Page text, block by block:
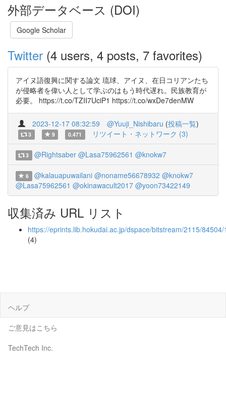
外部データベース (DOI)
Google Scholar
Twitter (4 users, 4 posts, 7 favorites)
アイヌ語復興に関する論文 琉球、アイヌ、在日コリアンたち
が侵略者を偉い人として学ぶのはもう時代遅れ。民族教育が
必要。 https://t.co/TZII7UciP1 https://t.co/wxDe7denMW
2023-12-17 08:32:59 @Yuuji_Nishibaru (投稿一覧)
3 9 0.471 リツイート・ネットワーク (3)
3 @Rightsaber @Lasa75962561 @knokw7
6 @kalauapuwailani @noname56678932 @knokw7
@Lasa75962561 @okinawacult2017 @yoon73422149
収集済み URL リスト
https://eprints.lib.hokudai.ac.jp/dspace/bitstream/2115/
(4)
ヘルプ
ご意見はこちら
TechTech Inc.